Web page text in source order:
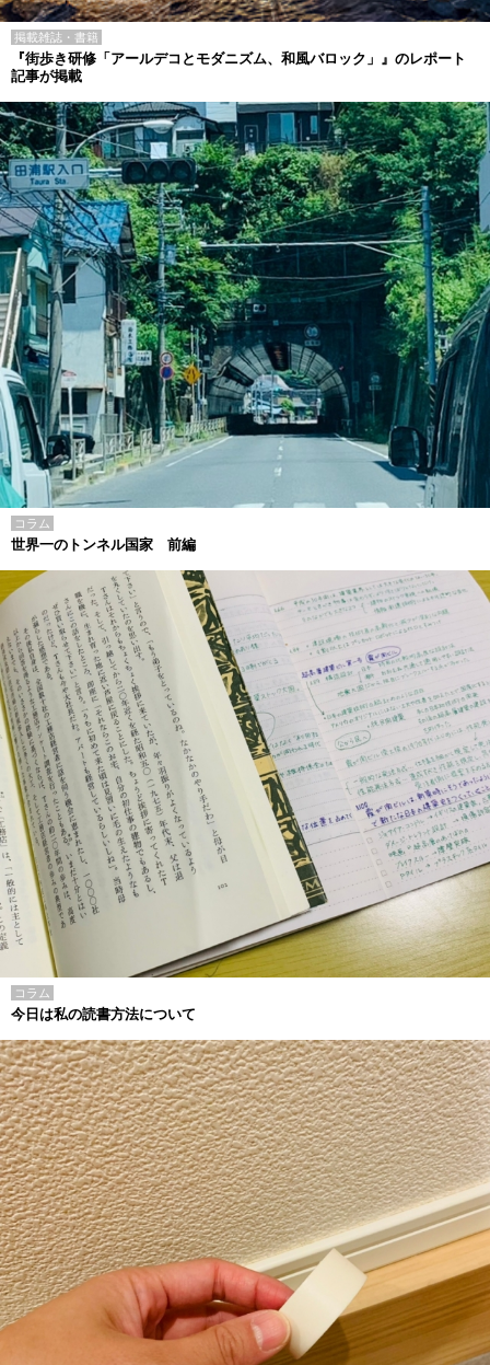
掲載雑誌・書籍
『街歩き研修「アールデコとモダニズム、和風バロック」』のレポート
記事が掲載
コラム
世界一のトンネル国家 前編
コラム
今日は私の読書方法について